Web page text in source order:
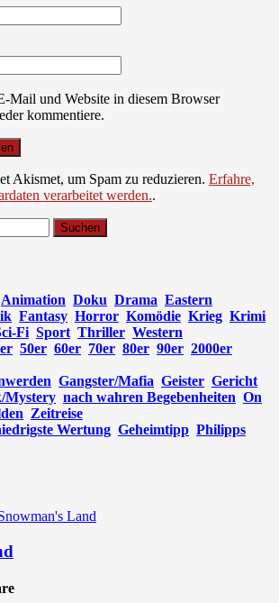
Mail und Website in diesem Browser
kommentiere.
Akismet, um Spam zu reduzieren. Erfahre,
verarbeitet werden..
Animation Doku Drama Eastern
Fantasy Horror Komödie Krieg Krimi
Fi Sport Thriller Western
50er 60er 70er 80er 90er 2000er
Gangster/Mafia Geister Gericht
Mystery nach wahren Begebenheiten On
Zeitreise
Wertung Geheimtipp Philipps